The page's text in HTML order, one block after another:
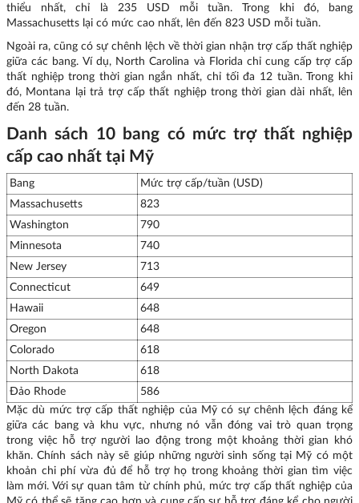
thiểu nhất, chỉ là 235 USD mỗi tuần. Trong khi đó, bang
Massachusetts lại có mức cao nhất, lên đến 823 USD mỗi tuần.
Ngoài ra, cũng có sự chênh lệch về thời gian nhận trợ cấp thất nghiệp
giữa các bang. Ví dụ, North Carolina và Florida chỉ cung cấp trợ cấp
thất nghiệp trong thời gian ngắn nhất, chỉ tối đa 12 tuần. Trong khi
đó, Montana lại trả trợ cấp thất nghiệp trong thời gian dài nhất, lên
đến 28 tuần.
Danh sách 10 bang có mức trợ thất nghiệp
cấp cao nhất tại Mỹ
Bang
Mức trợ cấp/tuần (USD)
Massachusetts
823
Washington
790
Minnesota
740
New Jersey
713
Connecticut
649
Hawaii
648
Oregon
648
Colorado
618
North Dakota
618
Đảo Rhode
586
Mặc dù mức trợ cấp thất nghiệp của Mỹ có sự chênh lệch đáng kể
giữa các bang và khu vực, nhưng nó vẫn đóng vai trò quan trọng
trong việc hỗ trợ người lao động trong một khoảng thời gian khó
khăn. Chính sách này sẽ giúp những người sinh sống tại Mỹ có một
khoản chi phí vừa đủ để hỗ trợ họ trong khoảng thời gian tìm việc
làm mới. Với sự quan tâm từ chính phủ, mức trợ cấp thất nghiệp của